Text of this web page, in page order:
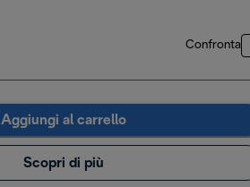
Confronta
Aggiungi al carrello
Scopri di più